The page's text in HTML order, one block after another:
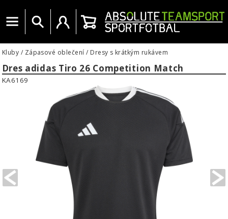
Menu Vyhledat Uživatelský účet
Košík
Kluby / Zápasové oblečení / Dresy s krátkým rukávem
Dres adidas Tiro 26 Competition Match
KA6169